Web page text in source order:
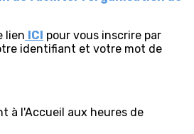
lien ICI pour vous inscrire par
identifiant et votre mot de
à l'Accueil aux heures de